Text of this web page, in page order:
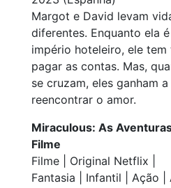
Margot e David levam
diferentes. Enquanto ela
império hoteleiro, ele
pagar as contas. Mas,
se cruzam, eles ganham
reencontrar o amor.
Miraculous: As
Filme
Filme | Original Netflix |
Fantasia | Infantil | Ação |